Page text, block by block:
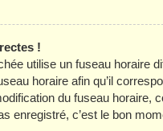
!
utilise un fuseau
horaire afin qu’il
du fuseau horaire,
enregistré, c’est le bon